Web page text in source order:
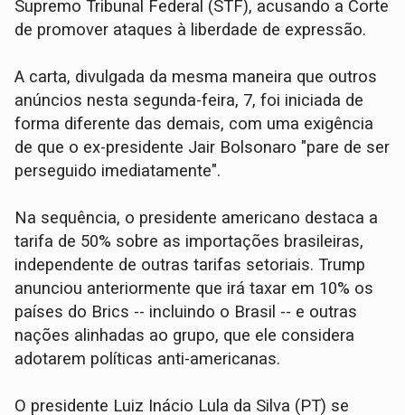
Supremo Tribunal Federal (STF), acusando a Corte
de promover ataques à liberdade de expressão.
A carta, divulgada da mesma maneira que outros
anúncios nesta segunda-feira, 7, foi iniciada de
forma diferente das demais, com uma exigência
de que o ex-presidente Jair Bolsonaro "pare de ser
perseguido imediatamente".
Na sequência, o presidente americano destaca a
tarifa de 50% sobre as importações brasileiras,
independente de outras tarifas setoriais. Trump
anunciou anteriormente que irá taxar em 10% os
países do Brics -- incluindo o Brasil -- e outras
nações alinhadas ao grupo, que ele considera
adotarem políticas anti-americanas.
O presidente Luiz Inácio Lula da Silva (PT) se